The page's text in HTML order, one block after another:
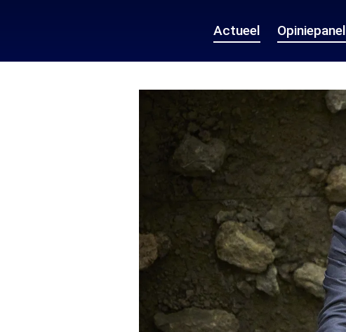
Actueel Opiniepanel